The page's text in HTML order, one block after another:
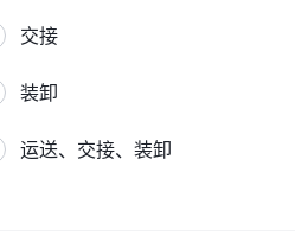
交接
装卸
运送、交接、装卸